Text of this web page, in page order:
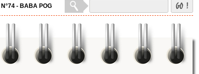
N°74 - BABA POG GO !